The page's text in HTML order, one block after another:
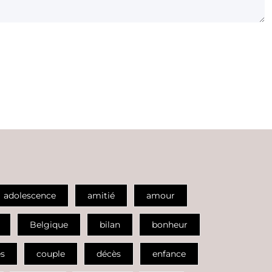
adolescence amitié amour
Belgique bilan bonheur
couple décès enfance